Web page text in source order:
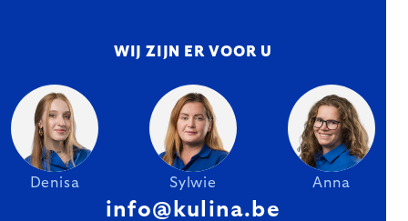
WIJ ZIJN ER VOOR U
Denisa Sylwie Anna
info@kulina.be